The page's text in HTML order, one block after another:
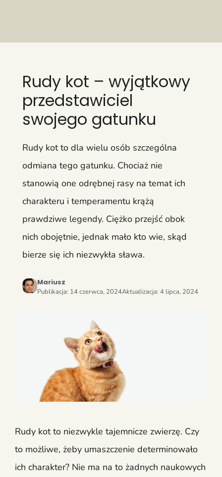
Rudy kot – wyjątkowy
przedstawiciel
swojego gatunku
Rudy kot to dla wielu osób szczególna
odmiana tego gatunku. Chociaż nie
stanowią one odrębnej rasy na temat ich
charakteru i temperamentu krążą
prawdziwe legendy. Ciężko przejść obok
nich obojętnie, jednak mało kto wie, skąd
bierze się ich niezwykła sława.
Mariusz
Publikacja: 14 czerwca, 2024Aktualizacja: 4 lipca, 2024
Rudy kot to niezwykle tajemnicze zwierzę. Czy
to możliwe, żeby umaszczenie determinowało
ich charakter? Nie ma na to żadnych naukowych